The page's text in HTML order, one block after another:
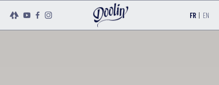
FR | EN